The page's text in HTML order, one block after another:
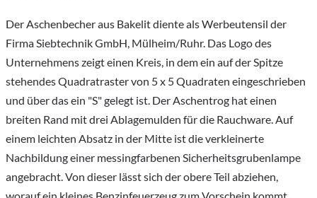
Der Aschenbecher aus Bakelit diente als Werbeutensil der
Firma Siebtechnik GmbH, Mülheim/Ruhr. Das Logo des
Unternehmens zeigt einen Kreis, in dem ein auf der Spitze
stehendes Quadratraster von 5 x 5 Quadraten eingeschrieben
und über das ein "S" gelegt ist. Der Aschentrog hat einen
breiten Rand mit drei Ablagemulden für die Rauchware. Auf
einem leichten Absatz in der Mitte ist die verkleinerte
Nachbildung einer messingfarbenen Sicherheitsgrubenlampe
angebracht. Von dieser lässt sich der obere Teil abziehen,